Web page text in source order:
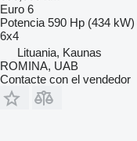
Euro 6
Potencia 590 Hp (434 kW)
6x4
Lituania, Kaunas
ROMINA, UAB
Contacte con el vendedor